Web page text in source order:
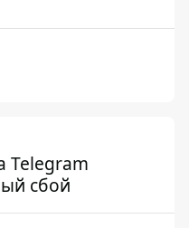
Telegram
сбой